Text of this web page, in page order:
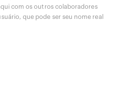
com os outros colaboradores
que pode ser seu nome real